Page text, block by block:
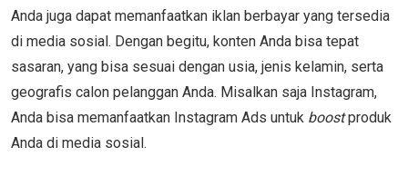
Anda juga dapat memanfaatkan iklan berbayar yang tersedia
di media sosial. Dengan begitu, konten Anda bisa tepat
sasaran, yang bisa sesuai dengan usia, jenis kelamin, serta
geografis calon pelanggan Anda. Misalkan saja Instagram,
Anda bisa memanfaatkan Instagram Ads untuk boostproduk
Anda di media sosial.